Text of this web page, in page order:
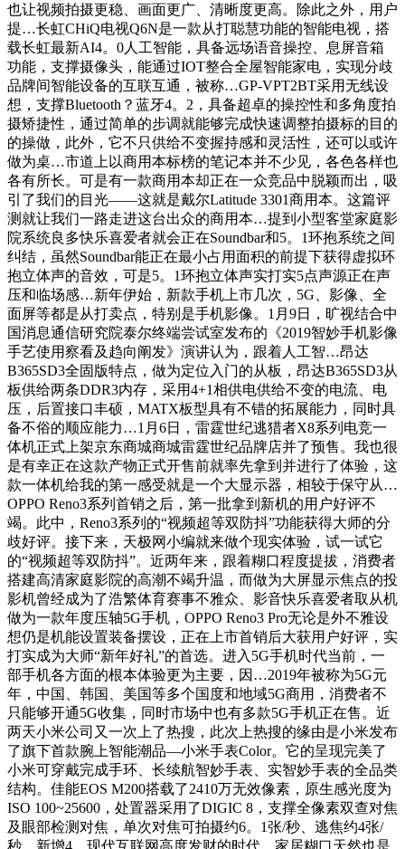
也让视频拍摄更稳、画面更广、清晰度更高。除此之外，用户
提…长虹CHiQ电视Q6N是一款从打聪慧功能的智能电视，搭
载长虹最新AI4。0人工智能，具备远场语音操控、息屏音箱
功能，支撑摄像头，能通过IOT整合全屋智能家电，实现分歧
品牌间智能设备的互联互通，被称…GP-VPT2BT采用无线设
想，支撑Bluetooth？蓝牙4。2，具备超卓的操控性和多角度拍
摄矫捷性，通过简单的步调就能够完成快速调整拍摄标的目的
的操做，此外，它不只供给不变握持感和灵活性，还可以或许
做为桌…市道上以商用本标榜的笔记本并不少见，各色各样也
各有所长。可是有一款商用本却正在一众竞品中脱颖而出，吸
引了我们的目光——这就是戴尔Latitude 3301商用本。这篇评
测就让我们一路走进这台出众的商用本…提到小型客堂家庭影
院系统良多快乐喜爱者就会正在Soundbar和5。1环抱系统之间
纠结，虽然Soundbar能正在最小占用面积的前提下获得虚拟环
抱立体声的音效，可是5。1环抱立体声实打实5点声源正在声
压和临场感…新年伊始，新款手机上市几次，5G、影像、全
面屏等都是从打卖点，特别是手机影像。1月9日，旷视结合中
国消息通信研究院泰尔终端尝试室发布的《2019智妙手机影像
手艺使用察看及趋向阐发》演讲认为，跟着人工智…昂达
B365SD3全固版特点，做为定位入门的从板，昂达B365SD3从
板供给两条DDR3内存，采用4+1相供电供给不变的电流、电
压，后置接口丰硕，MATX板型具有不错的拓展能力，同时具
备不俗的顺应能力…1月6日，雷霆世纪逃猎者X8系列电竞一
体机正式上架京东商城商城雷霆世纪品牌店并了预售。我也很
是有幸正在这款产物正式开售前就率先拿到并进行了体验，这
款一体机给我的第一感受就是一个大显示器，相较于保守从…
OPPO Reno3系列首销之后，第一批拿到新机的用户好评不
竭。此中，Reno3系列的“视频超等双防抖”功能获得大师的分
歧好评。接下来，天极网小编就来做个现实体验，试一试它
的“视频超等双防抖”。近两年来，跟着糊口程度提拔，消费者
搭建高清家庭影院的高潮不竭升温，而做为大屏显示焦点的投
影机曾经成为了浩繁体育赛事不雅众、影音快乐喜爱者取从机
做为一款年度压轴5G手机，OPPO Reno3 Pro无论是外不雅设
想仍是机能设置装备摆设，正在上市首销后大获用户好评，实
打实成为大师“新年好礼”的首选。进入5G手机时代当前，一
部手机各方面的根本体验更为主要，因…2019年被称为5G元
年，中国、韩国、美国等多个国度和地域5G商用，消费者不
只能够开通5G收集，同时市场中也有多款5G手机正在售。近
两天小米公司又一次上了热搜，此次上热搜的缘由是小米发布
了旗下首款腕上智能潮品—小米手表Color。它的呈现完美了
小米可穿戴完成手环、长续航智妙手表、实智妙手表的全品类
结构。佳能EOS M200搭载了2410万无效像素，原生感光度为
ISO 100~25600，处置器采用了DIGIC 8，支撑全像素双查对焦
及眼部检测对焦，单次对焦可拍摄约6。1张/秒、逃焦约4张/
秒，新增4…现代互联网高度发财的时代，家居糊口天然也是